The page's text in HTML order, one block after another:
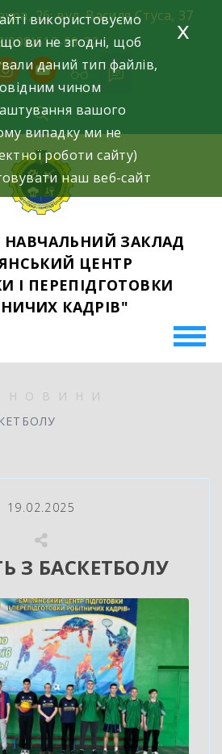
26; вул. Василя Стуса, 37
69-32.
youtube
ЗАКЛАД
ЦЕНТР
І ПЕРЕПІДГОТОВКИ
КАДРІВ"
НОВИНИ
19.02.2025
З БАСКЕТБОЛУ
використовуємо
ви не згодні, щоб
даний тип файлів,
чином
вашого
випадку ми не
роботи сайту)
наш веб-сайт
x